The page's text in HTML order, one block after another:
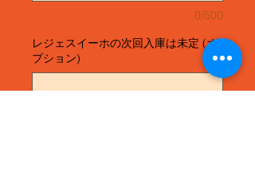
0/500
レジェスイーホの次回入庫は未定 (オ
プション)